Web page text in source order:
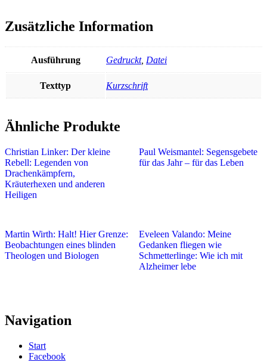
Zusätzliche Information
Ausführung Gedruckt, Datei
Texttyp Kurzschrift
Ähnliche Produkte
Christian Linker: Der kleine
Rebell: Legenden von
Drachenkämpfern,
Kräuterhexen und anderen
Heiligen
Paul Weismantel: Segensgebete
für das Jahr – für das Leben
Martin Wirth: Halt! Hier Grenze:
Beobachtungen eines blinden
Theologen und Biologen
Eveleen Valando: Meine
Gedanken fliegen wie
Schmetterlinge: Wie ich mit
Alzheimer lebe
Navigation
Start
Facebook